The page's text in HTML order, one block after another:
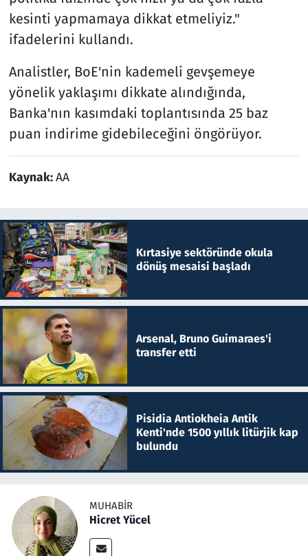
kesinti yapmamaya dikkat etmeliyiz."
ifadelerini kullandı.
Analistler, BoE'nin kademeli gevşemeye
yönelik yaklaşımı dikkate alındığında,
Banka'nın kasımdaki toplantısında 25 baz
puan indirime gidebileceğini öngörüyor.
Kaynak:AA
Kırtasiye sektöründe okula
dönüş mesaisi başladı
Arsenal, Bruno Guimaraes'i
transfer etti
Pisidia Antiokheia Antik
Kenti'nde 1500 yıllık litürjik kap
bulundu
MUHABIR
Hicret Yücel